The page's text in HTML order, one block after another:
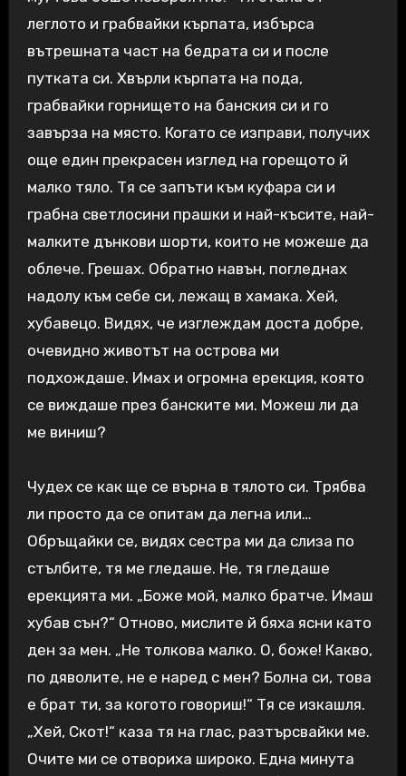
леглото и грабвайки кърпата, избърса
вътрешната част на бедрата си и после
путката си. Хвърли кърпата на пода,
грабвайки горнището на банския си и го
завърза на място. Когато се изправи, получих
още един прекрасен изглед на горещото й
малко тяло. Тя се запъти към куфара си и
грабна светлосини прашки и най-късите, най-
малките дънкови шорти, които не можеше да
облече. Грешах. Обратно навън, погледнах
надолу към себе си, лежащ в хамака. Хей,
хубавецо. Видях, че изглеждам доста добре,
очевидно животът на острова ми
подхождаше. Имах и огромна ерекция, която
се виждаше през банските ми. Можеш ли да
ме виниш?
Чудех се как ще се върна в тялото си. Трябва
ли просто да се опитам да легна или…
Обръщайки се, видях сестра ми да слиза по
стълбите, тя ме гледаше. Не, тя гледаше
ерекцията ми. „Боже мой, малко братче. Имаш
хубав сън?“ Отново, мислите й бяха ясни като
ден за мен. „Не толкова малко. О, боже! Какво,
по дяволите, не е наред с мен? Болна си, това
е брат ти, за когото говориш!“ Тя се изкашля.
„Хей, Скот!“ каза тя на глас, разтърсвайки ме.
Очите ми се отвориха широко. Една минута